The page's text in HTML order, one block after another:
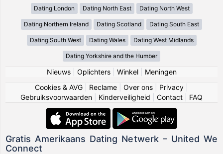
Dating London Dating North East Dating North West
Dating Northern Ireland Dating Scotland Dating South East
Dating South West Dating Wales Dating West Midlands
Dating Yorkshire and the Humber
Nieuws| Oplichters| Winkel| Meningen
Cookies & AVG
Reclame Over ons Privacy
Gebruiksvoorwaarden
Kinderveiligheid Contact FAQ
Gratis Amerikaans Dating Netwerk – United We
Connect